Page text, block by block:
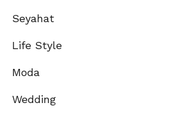
Seyahat
Life Style
Moda
Wedding